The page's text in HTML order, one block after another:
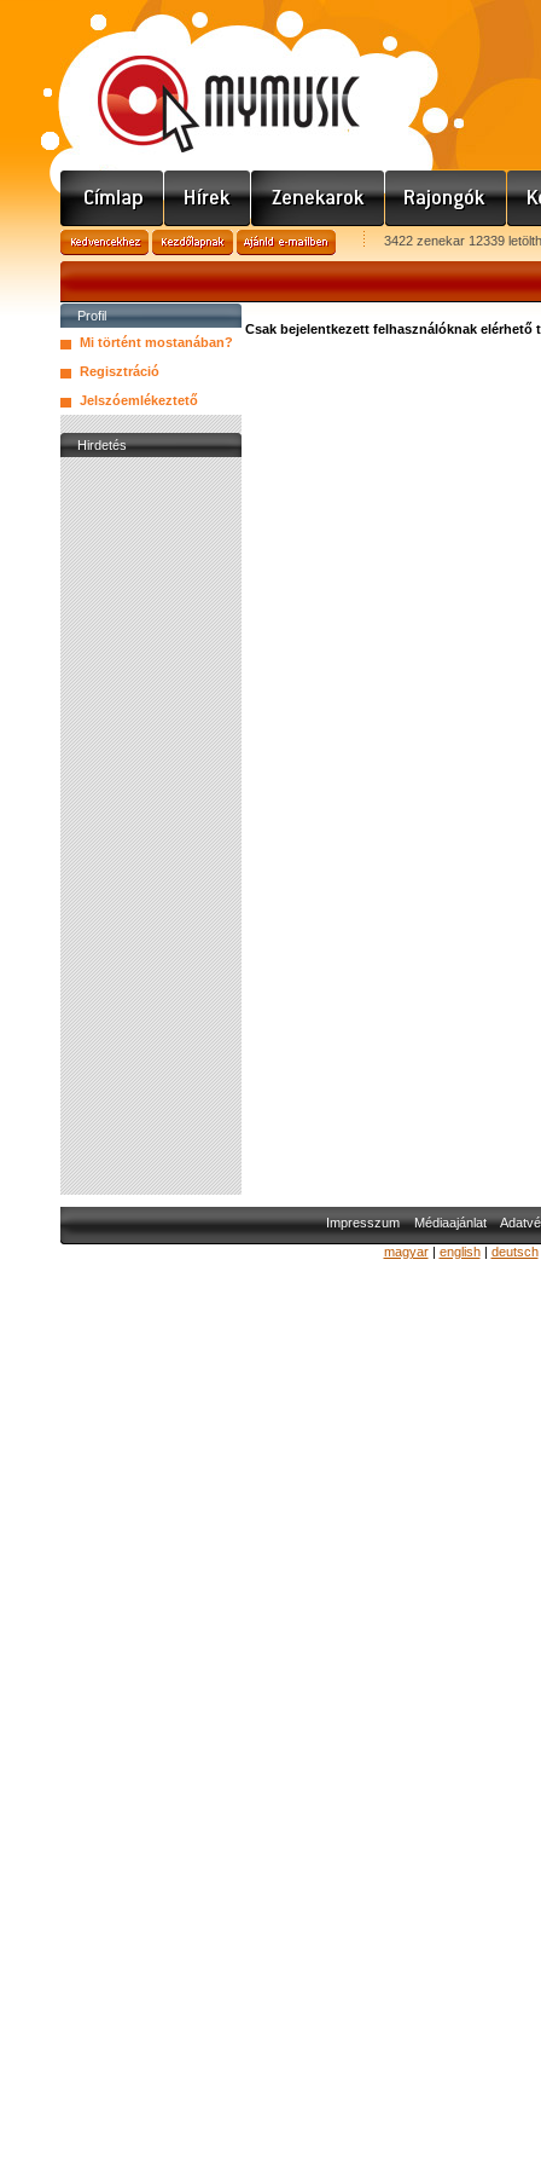
3422 zenekar 12339
Profil
Mi történt mostanában?
Regisztráció
Jelszóemlékeztető
Hirdetés
Csak bejelentkezett felhasználóknak elérhető
Impresszum Médiaajánlat
magyar| english| deutsch